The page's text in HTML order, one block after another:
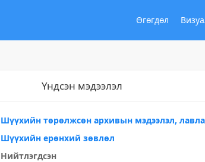
Өгөгдөл
Үндсэн мэдээлэл
Шүүхийн төрөлжсөн архивын мэдээлэл,
Шүүхийн ерөнхий зөвлөл
Нийтлэгдсэн